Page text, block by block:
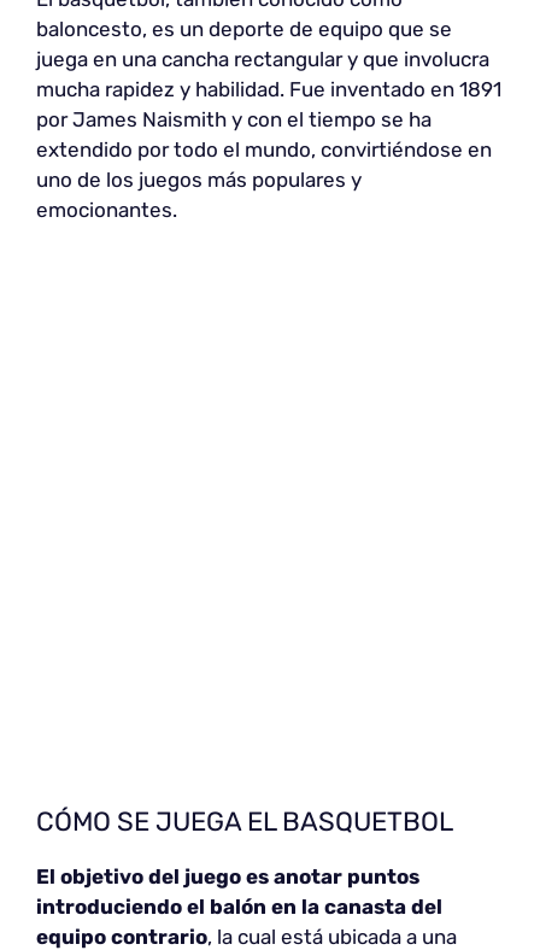
baloncesto, es un deporte de equipo que se
juega en una cancha rectangular y que involucra
mucha rapidez y habilidad. Fue inventado en 1891
por James Naismith y con el tiempo se ha
extendido por todo el mundo, convirtiéndose en
uno de los juegos más populares y
emocionantes.
CÓMO SE JUEGA EL BASQUETBOL
El objetivo del juego es anotar puntos
introduciendo el balón en la canasta del
equipo contrario, la cual está ubicada a una